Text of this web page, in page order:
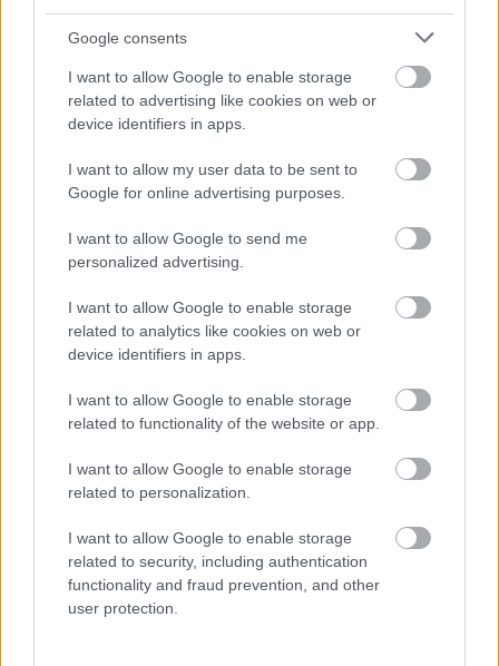
Google consents
I want to allow Google to enable storage
related to advertising like cookies on web or
device identifiers in apps.
I want to allow my user data to be sent to
Google for online advertising purposes.
I want to allow Google to send me
personalized advertising.
I want to allow Google to enable storage
related to analytics like cookies on web or
device identifiers in apps.
I want to allow Google to enable storage
related to functionality of the website or app.
I want to allow Google to enable storage
related to personalization.
I want to allow Google to enable storage
related to security, including authentication
functionality and fraud prevention, and other
user protection.
3D nyomtatás adaptív fúvókával
A Wabtec additív megoldása jelentősen
Szólj hozzá!